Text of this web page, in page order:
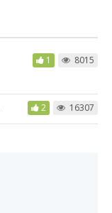
1 8015
2 16307